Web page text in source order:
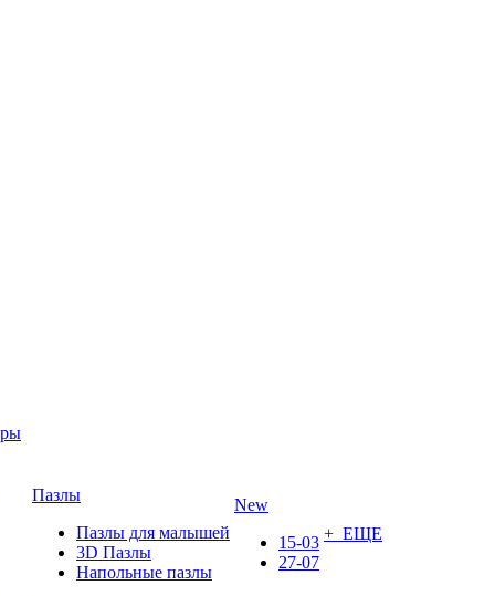
Пазлы
Пазлы для малышей
3D Пазлы
Напольные пазлы
New
15-03
27-07
+ ЕЩЕ